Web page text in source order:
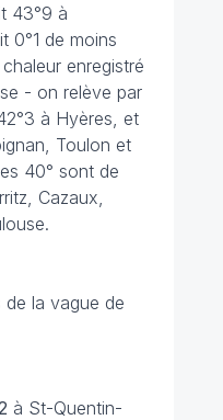
43°9 à
0°1 de moins
enregistré
- on relève par
à Hyères, et
Toulon et
les 40° sont de
Cazaux,
de la vague de
à St-Quentin-